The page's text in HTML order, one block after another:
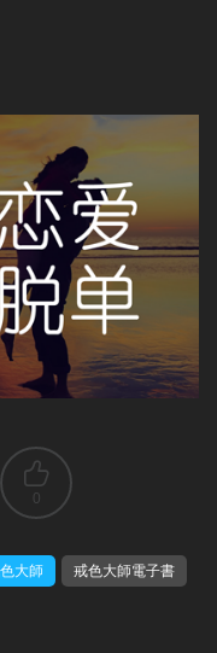
0
大師
戒色大師電子書